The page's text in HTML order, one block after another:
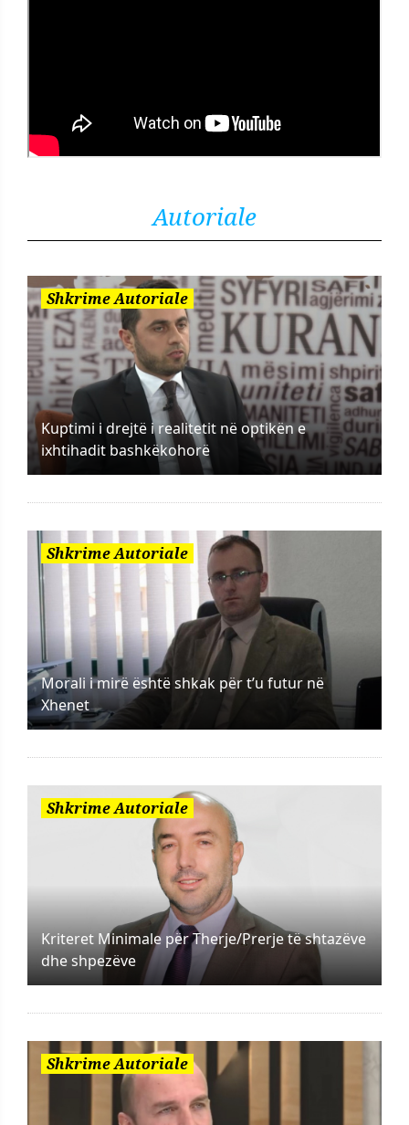
Autoriale
Shkrime Autoriale
Kuptimi i drejtë i realitetit në optikën e
ixhtihadit bashkëkohorë
Shkrime Autoriale
Morali i mirë është shkak për t’u futur në
Xhenet
Shkrime Autoriale
Kriteret Minimale për Therje/Prerje të shtazëve
dhe shpezëve
Shkrime Autoriale